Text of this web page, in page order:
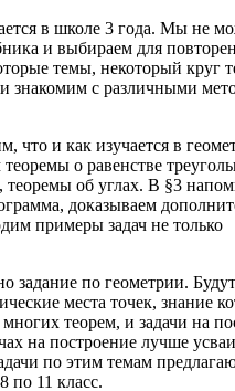
в школе 3 года. Мы не
и выбираем для
темы, некоторый круг
знакомим с различными
что и как изучается в
о равенстве
теоремы об углах. В §3
доказываем
примеры задач не только
задание по геометрии. Будут
места точек, знание
теорем, и задачи на
на построение лучше
по этим темам
по 11 класс.